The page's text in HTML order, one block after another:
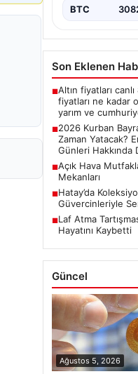
bayram
BTC
Son Eklenen
■Altın fiyatları
fiyatları ne kadar
yarım ve
■2026 Kurban
Zaman Yatacak?
Günleri Hakkında
■Açık Hava
Mekanları
■Hatay’da
Güvercinleriyle
■Laf Atma
Hayatını Kaybetti
Güncel
Ağustos 5, 2026